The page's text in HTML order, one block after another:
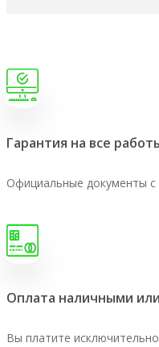
Гарантия на все
Официальные документы
Оплата наличными
Вы платите